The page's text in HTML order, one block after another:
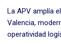
La APV amplía
Valencia,
operatividad